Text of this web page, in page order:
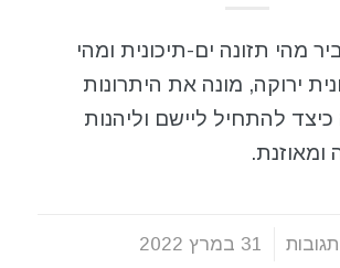
מהי תזונה ים-תיכונית ומהי
ירוקה, מונה את היתרונות
להתחיל ליישם וליהנות
ומאוזנת.
31 במרץ 2022